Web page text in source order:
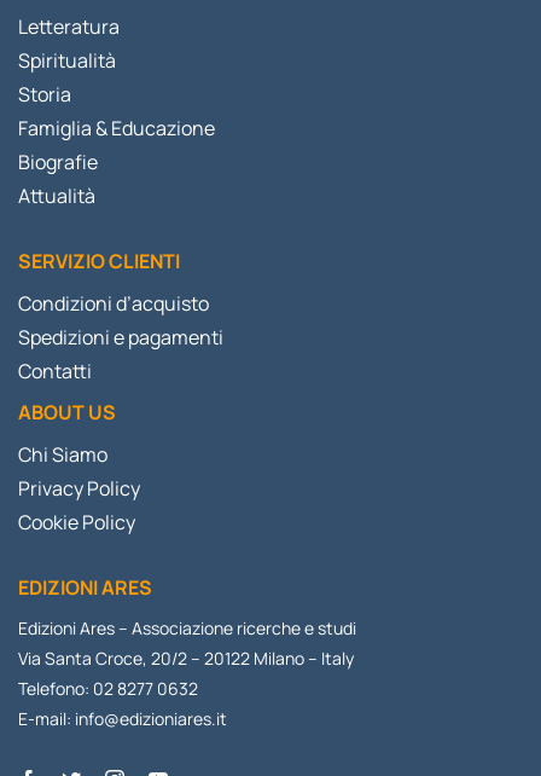
Letteratura
Spiritualità
Storia
Famiglia & Educazione
Biografie
Attualità
SERVIZIO CLIENTI
Condizioni d’acquisto
Spedizioni e pagamenti
Contatti
ABOUT US
Chi Siamo
Privacy Policy
Cookie Policy
EDIZIONI ARES
Edizioni Ares – Associazione ricerche e studi
Via Santa Croce, 20/2 – 20122 Milano – Italy
Telefono: 02 8277 0632
E-mail: info@edizioniares.it